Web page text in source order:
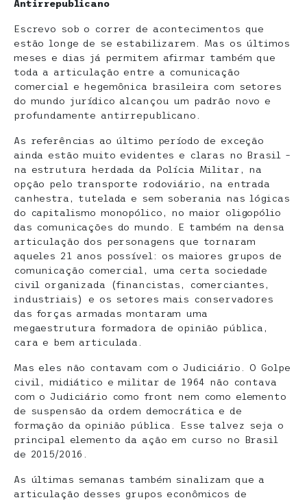
Antirrepublicano
Escrevo sob o correr de acontecimentos que
estão longe de se estabilizarem. Mas os últimos
meses e dias já permitem afirmar também que
toda a articulação entre a comunicação
comercial e hegemônica brasileira com setores
do mundo jurídico alcançou um padrão novo e
profundamente antirrepublicano.
As referências ao último período de exceção
ainda estão muito evidentes e claras no Brasil –
na estrutura herdada da Polícia Militar, na
opção pelo transporte rodoviário, na entrada
canhestra, tutelada e sem soberania nas lógicas
do capitalismo monopólico, no maior oligopólio
das comunicações do mundo. E também na densa
articulação dos personagens que tornaram
aqueles 21 anos possível: os maiores grupos de
comunicação comercial, uma certa sociedade
civil organizada (financistas, comerciantes,
industriais) e os setores mais conservadores
das forças armadas montaram uma
megaestrutura formadora de opinião pública,
cara e bem articulada.
Mas eles não contavam com o Judiciário. O Golpe
civil, midiático e militar de 1964 não contava
com o Judiciário como front nem como elemento
de suspensão da ordem democrática e de
formação da opinião pública. Esse talvez seja o
principal elemento da ação em curso no Brasil
de 2015/2016.
As últimas semanas também sinalizam que a
articulação desses grupos econômicos de